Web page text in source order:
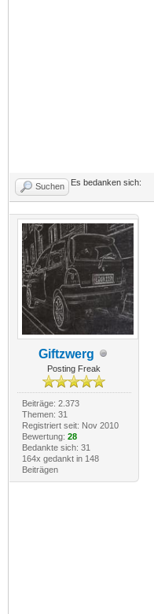
Suchen Es bedanken sich:
Giftzwerg
Posting Freak
Beiträge: 2.373
Themen: 31
Registriert seit: Nov 2010
Bewertung: 28
Bedankte sich: 31
164x gedankt in 148
Beiträgen